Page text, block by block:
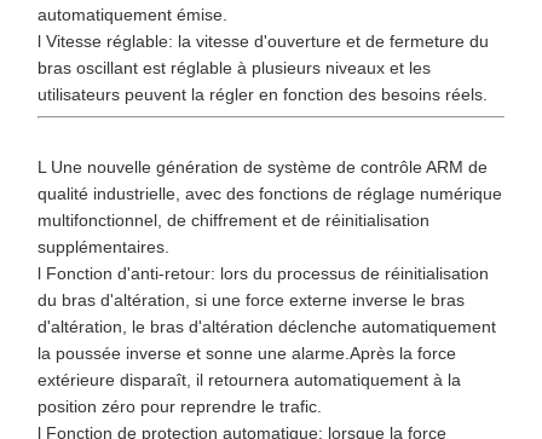
automatiquement émise.
l Vitesse réglable: la vitesse d'ouverture et de fermeture du
bras oscillant est réglable à plusieurs niveaux et les
utilisateurs peuvent la régler en fonction des besoins réels.
L Une nouvelle génération de système de contrôle ARM de
qualité industrielle, avec des fonctions de réglage numérique
multifonctionnel, de chiffrement et de réinitialisation
supplémentaires.
l Fonction d'anti-retour: lors du processus de réinitialisation
du bras d'altération, si une force externe inverse le bras
d'altération, le bras d'altération déclenche automatiquement
la poussée inverse et sonne une alarme.Après la force
extérieure disparaît, il retournera automatiquement à la
position zéro pour reprendre le trafic.
l Fonction de protection automatique: lorsque la force